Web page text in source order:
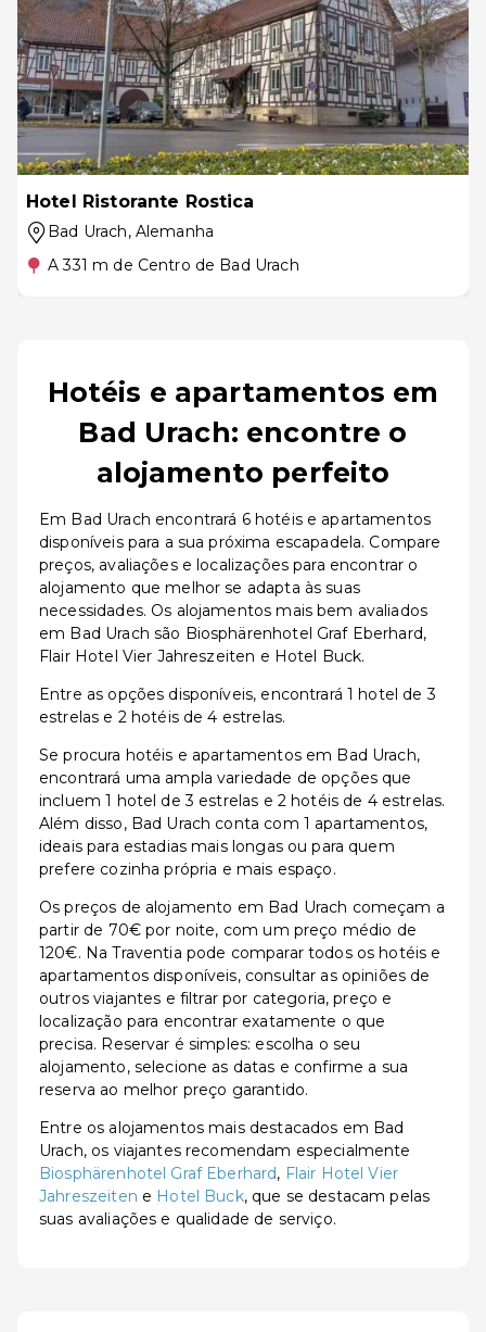
Hotel Ristorante Rostica
Bad Urach, Alemanha
A 331 m de Centro de Bad Urach
Hotéis e apartamentos em
Bad Urach: encontre o
alojamento perfeito
Em Bad Urach encontrará 6 hotéis e apartamentos
disponíveis para a sua próxima escapadela. Compare
preços, avaliações e localizações para encontrar o
alojamento que melhor se adapta às suas
necessidades. Os alojamentos mais bem avaliados
em Bad Urach são Biosphärenhotel Graf Eberhard,
Flair Hotel Vier Jahreszeiten e Hotel Buck.
Entre as opções disponíveis, encontrará 1 hotel de 3
estrelas e 2 hotéis de 4 estrelas.
Se procura hotéis e apartamentos em Bad Urach,
encontrará uma ampla variedade de opções que
incluem 1 hotel de 3 estrelas e 2 hotéis de 4 estrelas.
Além disso, Bad Urach conta com 1 apartamentos,
ideais para estadias mais longas ou para quem
prefere cozinha própria e mais espaço.
Os preços de alojamento em Bad Urach começam a
partir de 70€ por noite, com um preço médio de
120€. Na Traventia pode comparar todos os hotéis e
apartamentos disponíveis, consultar as opiniões de
outros viajantes e filtrar por categoria, preço e
localização para encontrar exatamente o que
precisa. Reservar é simples: escolha o seu
alojamento, selecione as datas e confirme a sua
reserva ao melhor preço garantido.
Entre os alojamentos mais destacados em Bad
Urach, os viajantes recomendam especialmente
Biosphärenhotel Graf Eberhard, Flair Hotel Vier
Jahreszeiten e Hotel Buck, que se destacam pelas
suas avaliações e qualidade de serviço.